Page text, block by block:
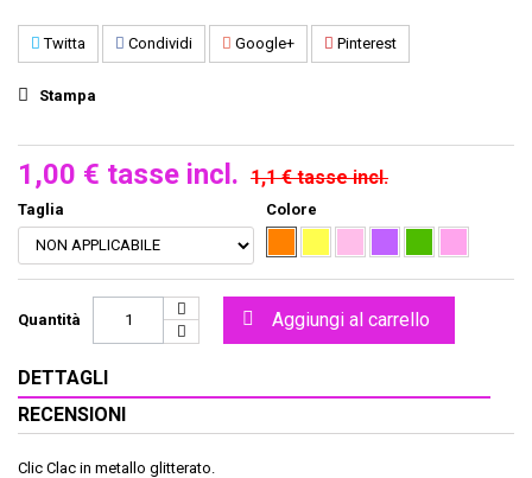
Twitta Condividi Google+ Pinterest
Stampa
1,00 € tasse incl. 1,1 €tasse incl.
Taglia Colore
Quantità Aggiungi al carrello
DETTAGLI
RECENSIONI
Clic Clac in metallo glitterato.